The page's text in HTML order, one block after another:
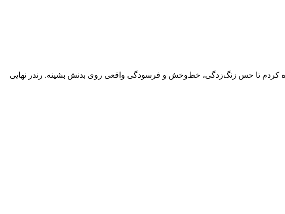
کردم تا حس زنگ‌زدگی، خط‌وخش و فرسودگی واقعی روی بدنش بشینه. رندر نهایی